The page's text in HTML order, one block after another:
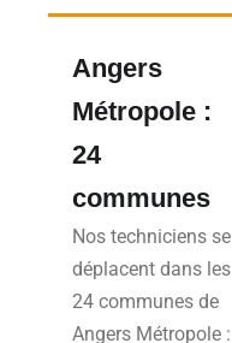
Angers
Métropole :
24
communes
Nos techniciens se
déplacent dans les
24 communes de
Angers Métropole :